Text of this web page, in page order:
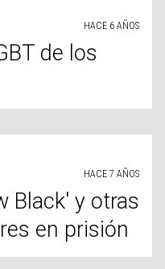
HACE 6 AÑOS
de los
HACE 7 AÑOS
Black' y otras
en prisión